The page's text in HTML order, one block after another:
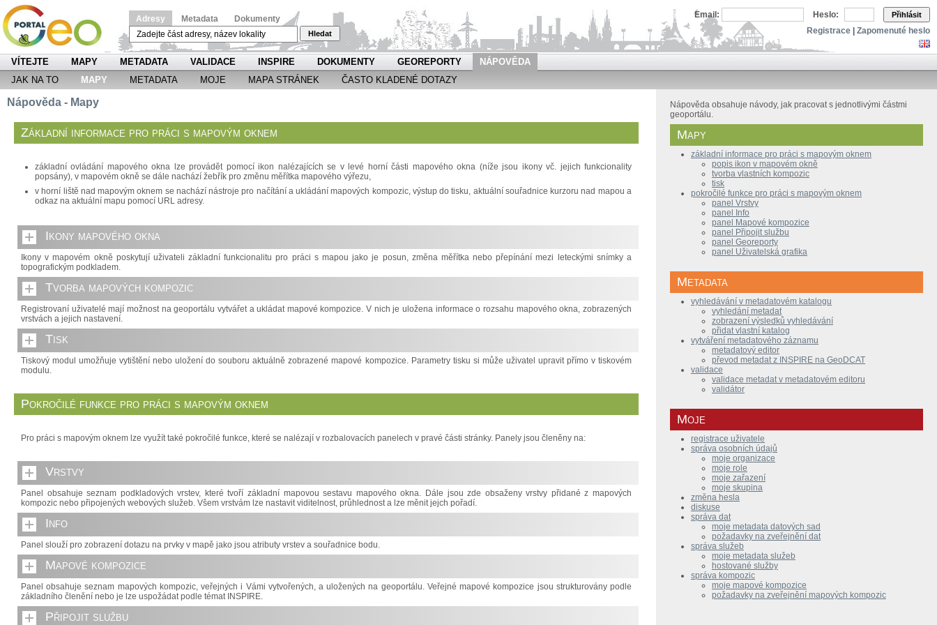
Adresy Metadata Dokumenty
Hledat
Email: Heslo: Přihlásit
Registrace Zapomenuté heslo
VÍTEJTE MAPY METADATA VALIDACE INSPIRE DOKUMENTY GEOREPORTY
NÁPOVĚDA
JAK NA TO
MAPY METADATA MOJE MAPA STRÁNEK ČASTO KLADENÉ DOTAZY
Nápověda - Mapy
Základní informace pro práci s mapovým oknem
základní ovládání mapového okna lze provádět pomocí ikon nalézajících se v levé horní části mapového okna (níže jsou ikony vč. jejich funkcionality
popsány), v mapovém okně se dále nachází žebřík pro změnu měřítka mapového výřezu,
v horní liště nad mapovým oknem se nachází nástroje pro načítání a ukládání mapových kompozic, výstup do tisku, aktuální souřadnice kurzoru nad mapou a
odkaz na aktuální mapu pomocí URL adresy.
Ikony mapového okna
Ikony v mapovém okně poskytují uživateli základní funkcionalitu pro práci s mapou jako je posun, změna měřítka nebo přepínání mezi leteckými snímky a
topografickým podkladem.
Tvorba mapových kompozic
Registrovaní uživatelé mají možnost na geoportálu vytvářet a ukládat mapové kompozice. V nich je uložena informace o rozsahu mapového okna, zobrazených
vrstvách a jejich nastavení.
Tisk
Tiskový modul umožňuje vytištění nebo uložení do souboru aktuálně zobrazené mapové kompozice. Parametry tisku si může uživatel upravit přímo v tiskovém
modulu.
Pokročilé funkce pro práci s mapovým oknem
Pro práci s mapovým oknem lze využít také pokročilé funkce, které se nalézají v rozbalovacích panelech v pravé části stránky. Panely jsou členěny na:
Vrstvy
Panel obsahuje seznam podkladových vrstev, které tvoří základní mapovou sestavu mapového okna. Dále jsou zde obsaženy vrstvy přidané z mapových
kompozic nebo připojených webových služeb. Všem vrstvám lze nastavit viditelnost, průhlednost a lze měnit jejch pořadí.
Info
Panel slouží pro zobrazení dotazu na prvky v mapě jako jsou atributy vrstev a souřadnice bodu.
Mapové kompozice
Panel obsahuje seznam mapových kompozic, veřejných i Vámi vytvořených, a uložených na geoportálu. Veřejné mapové kompozice jsou strukturovány podle
základního členění nebo je lze uspožádat podle témat INSPIRE.
Připojit službu
Nápověda obsahuje návody, jak pracovat s jednotlivými částmi
geoportálu.
Mapy
základní informace pro práci s mapovým oknem
popis ikon v mapovém okně
tvorba vlastních kompozic
tisk
pokročilé funkce pro práci s mapovým oknem
panel Vrstvy
panel Info
panel Mapové kompozice
panel Připojit službu
panel Georeporty
panel Uživatelská grafika
Metadata
vyhledávání v metadatovém katalogu
vyhledání metadat
zobrazení výsledků vyhledávání
přidat vlastní katalog
vytváření metadatového záznamu
metadatový editor
převod metadat z INSPIRE na GeoDCAT
validace
validace metadat v metadatovém editoru
validátor
Moje
registrace uživatele
správa osobních údajů
moje organizace
moje role
moje zařazení
moje skupina
změna hesla
diskuse
správa dat
moje metadata datových sad
požadavky na zveřejnění dat
správa služeb
moje metadata služeb
hostované služby
správa kompozic
moje mapové kompozice
požadavky na zveřejnění mapových kompozic